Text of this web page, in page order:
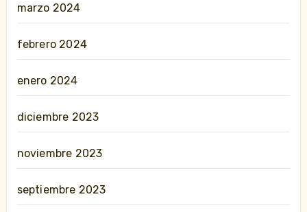
marzo 2024
febrero 2024
enero 2024
diciembre 2023
noviembre 2023
septiembre 2023